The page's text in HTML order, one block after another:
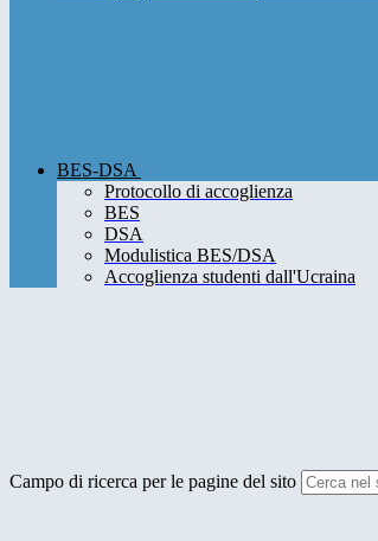
BES-DSA
Protocollo di accoglienza
BES
DSA
Modulistica BES/DSA
Accoglienza studenti dall'Ucraina
Campo di ricerca per le pagine del sito